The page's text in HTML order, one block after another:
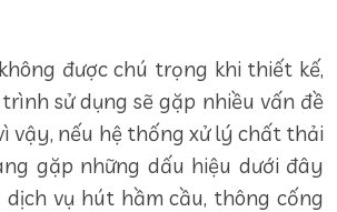
được chú trọng khi thiết kế,
sử dụng sẽ gặp nhiều vấn đề
vậy, nếu hệ thống xử lý chất thải
gặp những dấu hiệu dưới đây
vụ hút hầm cầu, thông cống